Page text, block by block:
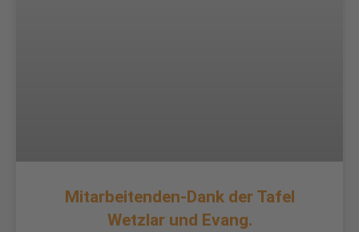
Mitarbeitenden-Dank der Tafel
Wetzlar und Evang.